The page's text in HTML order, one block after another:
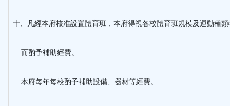
十、凡經本府核准設置體育班，本府得視各校體育班規模及運動種類
而酌予補助經費。
本府每年每校酌予補助設備、器材等經費。